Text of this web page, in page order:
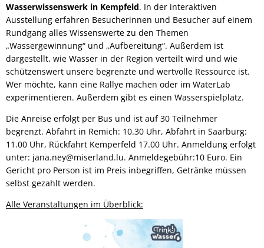
Wasserwissenswerk in Kempfeld. In der interaktiven
Ausstellung erfahren Besucherinnen und Besucher auf einem
Rundgang alles Wissenswerte zu den Themen
„Wassergewinnung“ und „Aufbereitung“. Außerdem ist
dargestellt, wie Wasser in der Region verteilt wird und wie
schützenswert unsere begrenzte und wertvolle Ressource ist.
Wer möchte, kann eine Rallye machen oder im WaterLab
experimentieren. Außerdem gibt es einen Wasserspielplatz.
Die Anreise erfolgt per Bus und ist auf 30 Teilnehmer
begrenzt. Abfahrt in Remich: 10.30 Uhr, Abfahrt in Saarburg:
11.00 Uhr, Rückfahrt Kemperfeld 17.00 Uhr. Anmeldung erfolgt
unter: jana.ney@miserland.lu. Anmeldegebühr:10 Euro. Ein
Gericht pro Person ist im Preis inbegriffen, Getränke müssen
selbst gezahlt werden.
Alle Veranstaltungen im Überblick: